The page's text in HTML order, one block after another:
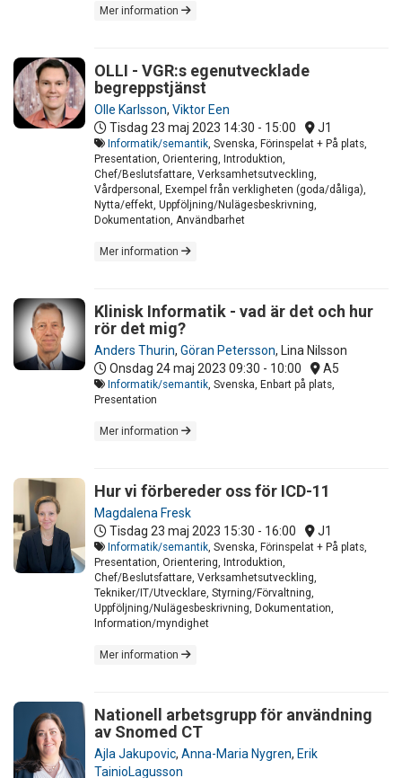
Mer information
OLLI - VGR:s egenutvecklade
begreppstjänst
Olle Karlsson, Viktor Een
Tisdag 23 maj 2023 14:30 - 15:00 J1
Informatik/semantik , Svenska, Förinspelat + På plats,
Presentation, Orientering, Introduktion,
Chef/Beslutsfattare, Verksamhetsutveckling,
Vårdpersonal, Exempel från verkligheten (goda/dåliga),
Nytta/effekt, Uppföljning/Nulägesbeskrivning,
Dokumentation, Användbarhet
Mer information
Klinisk Informatik - vad är det och hur
rör det mig?
Anders Thurin, Göran Petersson, Lina Nilsson
Onsdag 24 maj 2023 09:30 - 10:00 A5
Informatik/semantik , Svenska, Enbart på plats,
Presentation
Mer information
Hur vi förbereder oss för ICD-11
Magdalena Fresk
Tisdag 23 maj 2023 15:30 - 16:00 J1
Informatik/semantik , Svenska, Förinspelat + På plats,
Presentation, Orientering, Introduktion,
Chef/Beslutsfattare, Verksamhetsutveckling,
Tekniker/IT/Utvecklare, Styrning/Förvaltning,
Uppföljning/Nulägesbeskrivning, Dokumentation,
Information/myndighet
Mer information
Nationell arbetsgrupp för användning
av Snomed CT
Ajla Jakupovic, Anna-Maria Nygren, Erik
TainioLagusson